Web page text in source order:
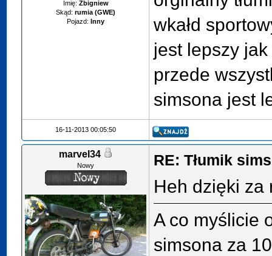
Imię: Zbigniew
Skąd: rumia (GWE)
Pojazd: Inny
wkałd
jest lepszy jak
przede
simsona jest
16-11-2013 00:05:50
marvel34
Nowy RE: Tłumik
Heh dzięki
A co myślicie
simsona za